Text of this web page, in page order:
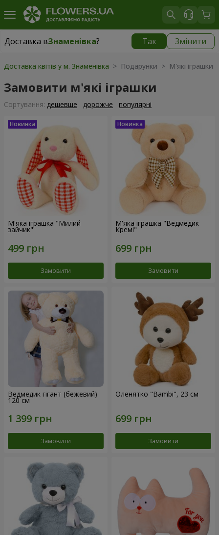
Доставка вЗнаменівка? Так Змінити
Доставка вЗнаменівка| безкоштовно
Доставка квітів у м. Знаменівка > Подарунки > М'які іграшки
Замовити м'які іграшки
Сортування: дешевше дорожче популярні
М'яка іграшка "Милий
зайчик"
Замовити
М'яка іграшка "Ведмедик
Кремі"
Замовити
Ведмедик гігант (бежевий)
120 см
Замовити
Оленятко "Bambi", 23 см
Замовити